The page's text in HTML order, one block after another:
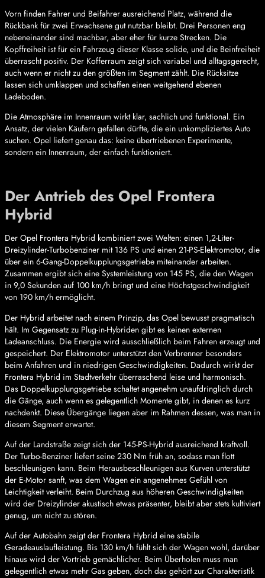
Vorn finden Fahrer und Beifahrer ausreichend Platz, während die
Rückbank für zwei Erwachsene gut nutzbar bleibt. Drei Personen eng
nebeneinander sind machbar, aber eher für kurze Strecken. Die
Kopffreiheit ist für ein Fahrzeug dieser Klasse solide, und die Beinfreiheit
überrascht positiv. Der Kofferraum zeigt sich variabel und alltagsgerecht,
auch wenn er nicht zu den größten im Segment zählt. Die Rücksitze
lassen sich umklappen und schaffen einen weitgehend ebenen
Ladeboden.
Die Atmosphäre im Innenraum wirkt klar, sachlich und funktional. Ein
Ansatz, der vielen Käufern gefallen dürfte, die ein unkompliziertes Auto
suchen. Opel liefert genau das: keine übertriebenen Experimente,
sondern ein Innenraum, der einfach funktioniert.
Der Antrieb des Opel Frontera
Hybrid
Der Opel Frontera Hybrid kombiniert zwei Welten: einen 1,2-Liter-
Dreizylinder-Turbobenziner mit 136 PS und einen 21-PS-Elektromotor, die
über ein 6-Gang-Doppelkupplungsgetriebe miteinander arbeiten.
Zusammen ergibt sich eine Systemleistung von 145 PS, die den Wagen
in 9,0 Sekunden auf 100 km/h bringt und eine Höchstgeschwindigkeit
von 190 km/h ermöglicht.
Der Hybrid arbeitet nach einem Prinzip, das Opel bewusst pragmatisch
hält. Im Gegensatz zu Plug-in-Hybriden gibt es keinen externen
Ladeanschluss. Die Energie wird ausschließlich beim Fahren erzeugt und
gespeichert. Der Elektromotor unterstützt den Verbrenner besonders
beim Anfahren und in niedrigen Geschwindigkeiten. Dadurch wirkt der
Frontera Hybrid im Stadtverkehr überraschend leise und harmonisch.
Das Doppelkupplungsgetriebe schaltet angenehm unaufdringlich durch
die Gänge, auch wenn es gelegentlich Momente gibt, in denen es kurz
nachdenkt. Diese Übergänge liegen aber im Rahmen dessen, was man in
diesem Segment erwartet.
Auf der Landstraße zeigt sich der 145-PS-Hybrid ausreichend kraftvoll.
Der Turbo-Benziner liefert seine 230 Nm früh an, sodass man flott
beschleunigen kann. Beim Herausbeschleunigen aus Kurven unterstützt
der E-Motor sanft, was dem Wagen ein angenehmes Gefühl von
Leichtigkeit verleiht. Beim Durchzug aus höheren Geschwindigkeiten
wird der Dreizylinder akustisch etwas präsenter, bleibt aber stets kultiviert
genug, um nicht zu stören.
Auf der Autobahn zeigt der Frontera Hybrid eine stabile
Geradeauslaufleistung. Bis 130 km/h fühlt sich der Wagen wohl, darüber
hinaus wird der Vortrieb gemächlicher. Beim Überholen muss man
gelegentlich etwas mehr Gas geben, doch das gehört zur Charakteristik